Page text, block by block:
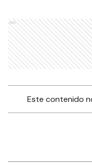
Ads
Este contenido